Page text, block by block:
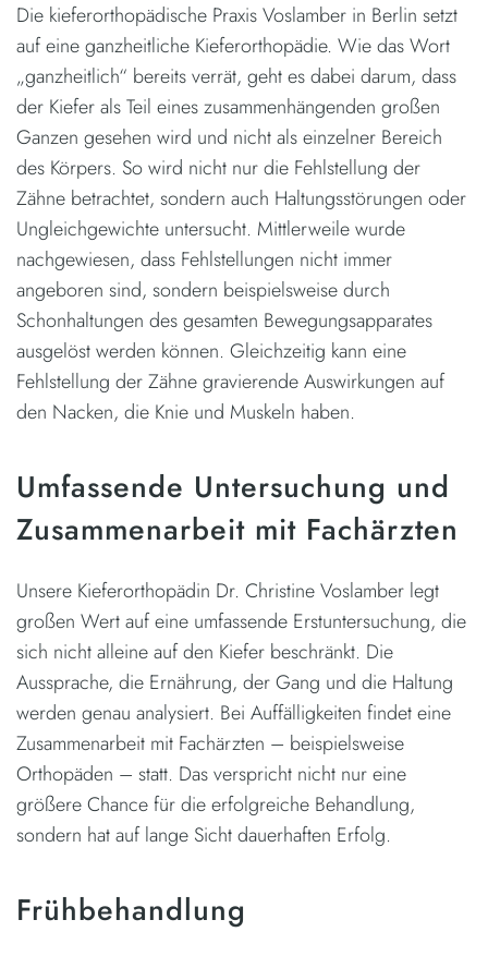
Die kieferorthopädische Praxis Voslamber in Berlin setzt
auf eine ganzheitliche Kieferorthopädie. Wie das Wort
„ganzheitlich“ bereits verrät, geht es dabei darum, dass
der Kiefer als Teil eines zusammenhängenden großen
Ganzen gesehen wird und nicht als einzelner Bereich
des Körpers. So wird nicht nur die Fehlstellung der
Zähne betrachtet, sondern auch Haltungsstörungen oder
Ungleichgewichte untersucht. Mittlerweile wurde
nachgewiesen, dass Fehlstellungen nicht immer
angeboren sind, sondern beispielsweise durch
Schonhaltungen des gesamten Bewegungsapparates
ausgelöst werden können. Gleichzeitig kann eine
Fehlstellung der Zähne gravierende Auswirkungen auf
den Nacken, die Knie und Muskeln haben.
Umfassende Untersuchung und
Zusammenarbeit mit Fachärzten
Unsere Kieferorthopädin Dr. Christine Voslamber legt
großen Wert auf eine umfassende Erstuntersuchung, die
sich nicht alleine auf den Kiefer beschränkt. Die
Aussprache, die Ernährung, der Gang und die Haltung
werden genau analysiert. Bei Auffälligkeiten findet eine
Zusammenarbeit mit Fachärzten – beispielsweise
Orthopäden – statt. Das verspricht nicht nur eine
größere Chance für die erfolgreiche Behandlung,
sondern hat auf lange Sicht dauerhaften Erfolg.
Frühbehandlung